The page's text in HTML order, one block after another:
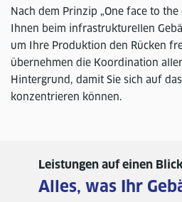
Nach dem Prinzip „One face to
Ihnen beim infrastrukturellen
um Ihre Produktion den Rücken
übernehmen die Koordination
Hintergrund, damit Sie sich auf
konzentrieren können.
Alles, was Ihr
Leistungen auf einen